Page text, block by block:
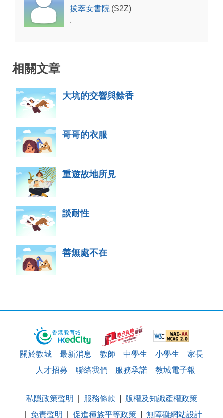
拔萃女書院 (S2Z)
.
相關文章
大坑的交響與餘香
哥哥的衣服
重遊故地所見
談耐性
善無處不在
關於教城 最新消息 教師 中學生 小學生
家長
人才招募
聯絡我們 服務承諾 教城電子報
私隱政策聲明 服務條款
版權及知識產權政策
免責聲明
促進種族平等政策 無障礙網站設計